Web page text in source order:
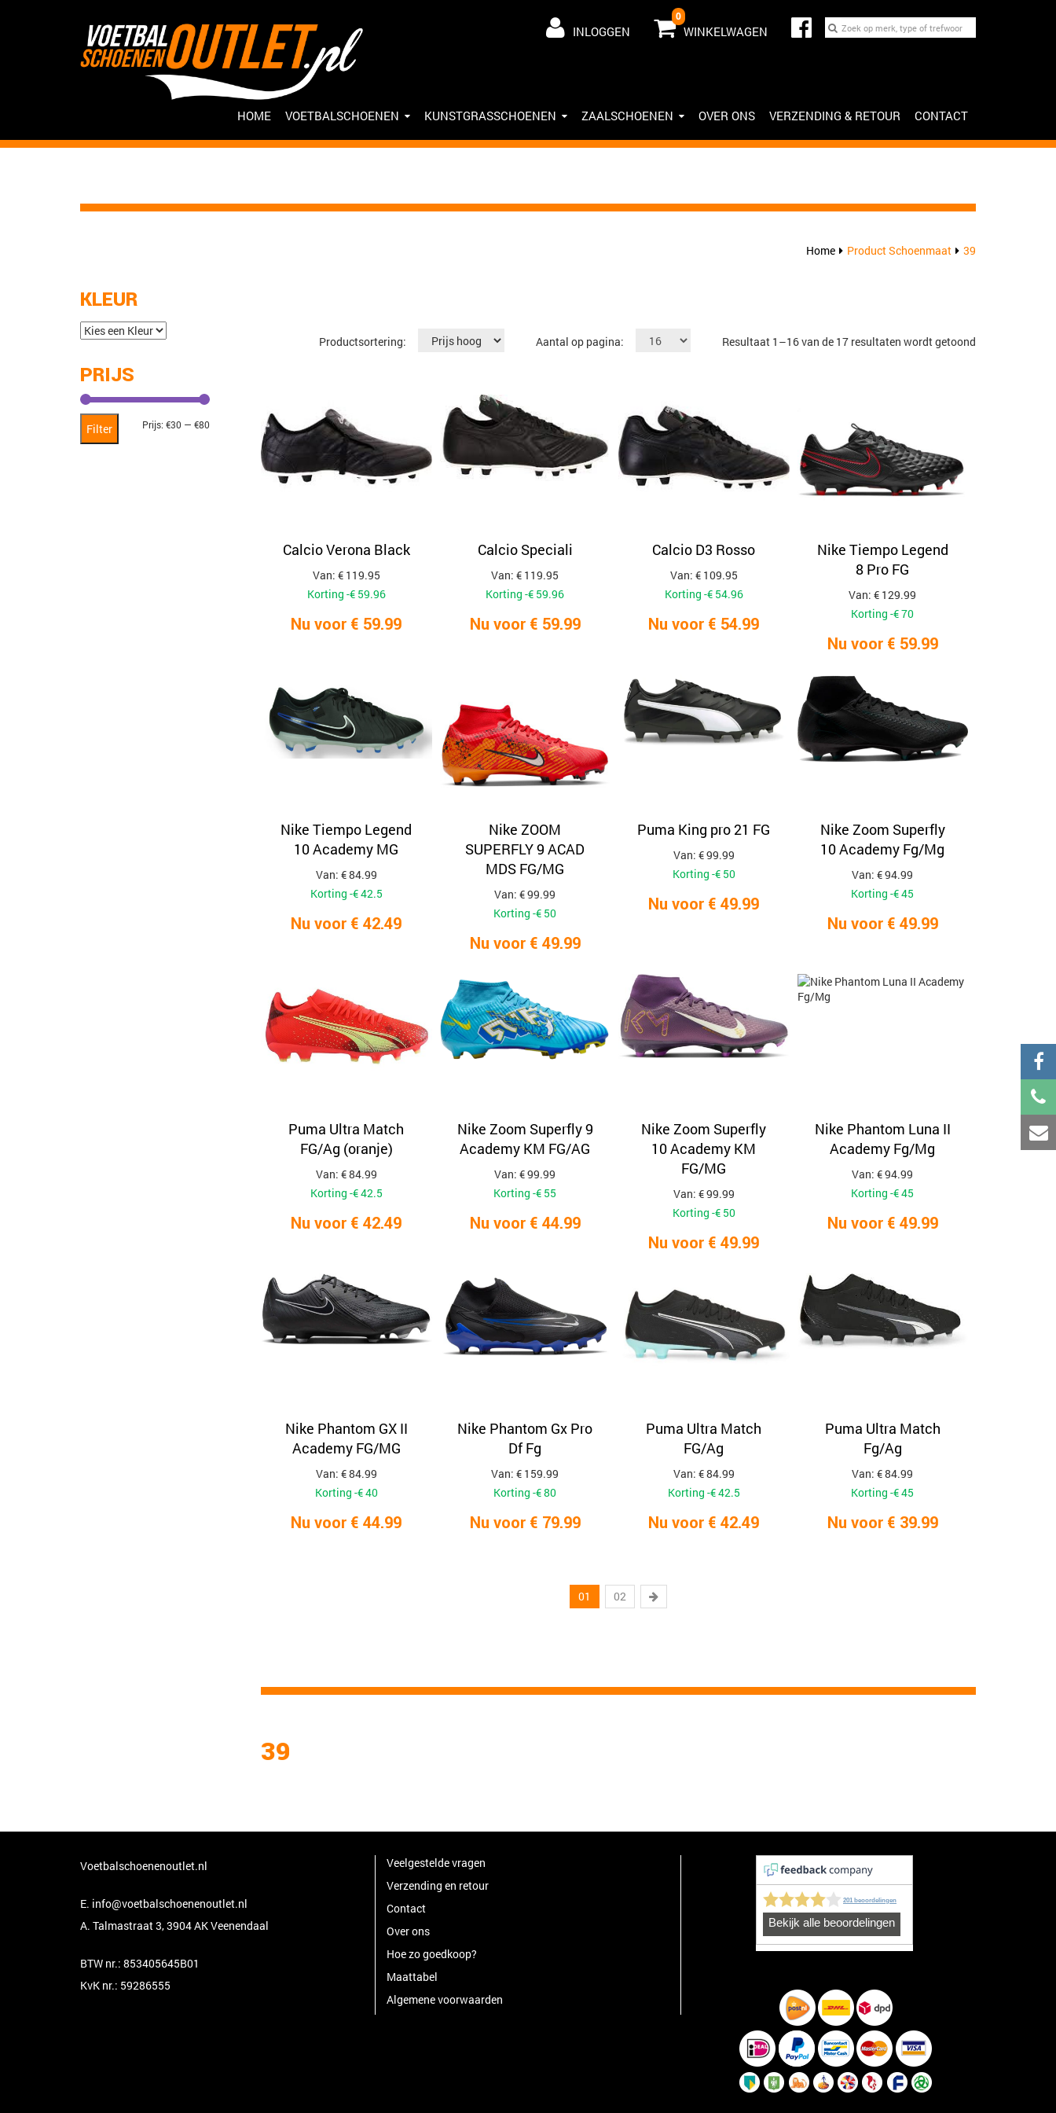
INLOGGEN
0
WINKELWAGEN
HOME VOETBALSCHOENEN KUNSTGRASSCHOENEN ZAALSCHOENEN OVER ONS VERZENDING & RETOUR CONTACT
Home Product Schoenmaat 39
KLEUR
PRIJS
Filter Prijs: €30 — €80
Productsortering: Aantal op pagina: Resultaat 1–16 van de 17 resultaten wordt getoond
Calcio Verona Black
Van: € 119.95
Korting -€ 59.96
Nu voor € 59.99
Calcio Speciali
Van: € 119.95
Korting -€ 59.96
Nu voor € 59.99
Calcio D3 Rosso
Van: € 109.95
Korting -€ 54.96
Nu voor € 54.99
Nike Tiempo Legend
8 Pro FG
Van: € 129.99
Korting -€ 70
Nu voor € 59.99
Nike Tiempo Legend
10 Academy MG
Van: € 84.99
Korting -€ 42.5
Nu voor € 42.49
Nike ZOOM
SUPERFLY 9 ACAD
MDS FG/MG
Van: € 99.99
Korting -€ 50
Nu voor € 49.99
Puma King pro 21 FG
Van: € 99.99
Korting -€ 50
Nu voor € 49.99
Nike Zoom Superfly
10 Academy Fg/Mg
Van: € 94.99
Korting -€ 45
Nu voor € 49.99
Puma Ultra Match
FG/Ag (oranje)
Van: € 84.99
Korting -€ 42.5
Nu voor € 42.49
Nike Zoom Superfly 9
Academy KM FG/AG
Van: € 99.99
Korting -€ 55
Nu voor € 44.99
Nike Zoom Superfly
10 Academy KM
FG/MG
Van: € 99.99
Korting -€ 50
Nu voor € 49.99
Nike Phantom Luna II
Academy Fg/Mg
Van: € 94.99
Korting -€ 45
Nu voor € 49.99
Nike Phantom GX II
Academy FG/MG
Van: € 84.99
Korting -€ 40
Nu voor € 44.99
Nike Phantom Gx Pro
Df Fg
Van: € 159.99
Korting -€ 80
Nu voor € 79.99
Puma Ultra Match
FG/Ag
Van: € 84.99
Korting -€ 42.5
Nu voor € 42.49
Puma Ultra Match
Fg/Ag
Van: € 84.99
Korting -€ 45
Nu voor € 39.99
01 02
39
Voetbalschoenenoutlet.nl
E. info@voetbalschoenenoutlet.nl
A. Talmastraat 3, 3904 AK Veenendaal
BTW nr.: 853405645B01
KvK nr.: 59286555
Veelgestelde vragen
Verzending en retour
Contact
Over ons
Hoe zo goedkoop?
Maattabel
Algemene voorwaarden